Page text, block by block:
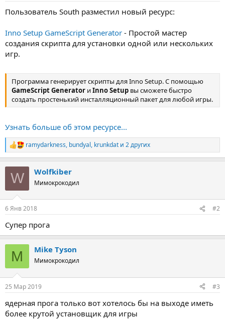
Пользователь South разместил новый ресурс:
Inno Setup GameScript Generator - Простой мастер
создания скрипта для установки одной или нескольких
игр.
Программа генерирует скрипты для Inno Setup. С помощью
GameScript Generator иInno Setup вы сможете быстро
создать простенький инсталляционный пакет для любой игры.
Узнать больше об этом ресурсе...
Р
е
к
ц
ramydarkness, bundyal, krunkdat и 2 других
W Wolfkiber
Мимокрокодил
6 Янв 2018 #2
Супер прога
M Mike Tyson
Мимокрокодил
25 Мар 2019 #3
ядерная прога только вот хотелось бы на выходе иметь
более крутой установщик для игры